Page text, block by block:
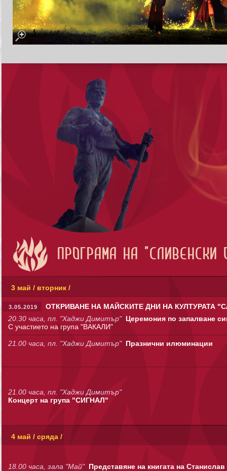
ПРОГРАМА НА "СЛИВЕНСКИ
3 май / вторник /
3.05.2019
ОТКРИВАНЕ НА МАЙСКИТЕ ДНИ НА КУЛТУРАТА
20.30 часа, пл. "Хаджи Димитър" Церемония по запалване
С участието на група "ВАКАЛИ"
21.00 часа, пл. "Хаджи Димитър" Празнични илюминации
21.00 часа, пл. "Хаджи Димитър"
Концерт на група "СИГНАЛ"
4 май / сряда /
18.00 часа, зала "Май" Представяне на книгата на